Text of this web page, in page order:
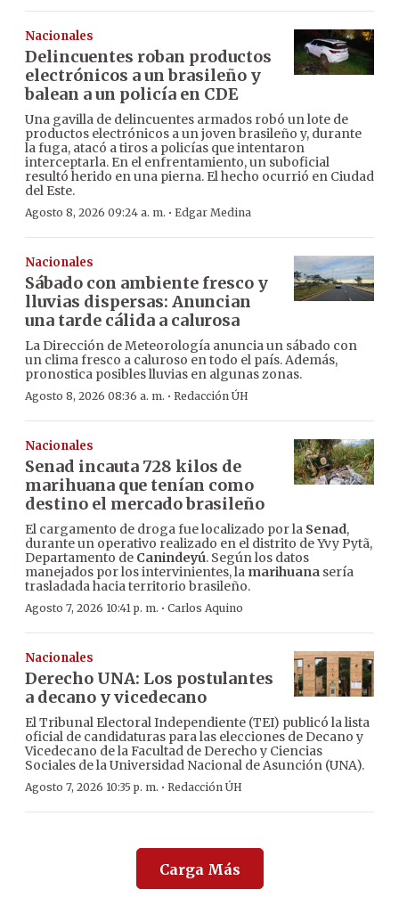
Nacionales
Delincuentes roban productos
electrónicos a un brasileño y
balean a un policía en CDE
Una gavilla de delincuentes armados robó un lote de
productos electrónicos a un joven brasileño y, durante
la fuga, atacó a tiros a policías que intentaron
interceptarla. En el enfrentamiento, un suboficial
resultó herido en una pierna. El hecho ocurrió en Ciudad
del Este.
Agosto 8, 2026 09:24 a. m. · Edgar Medina
Nacionales
Sábado con ambiente fresco y
lluvias dispersas: Anuncian
una tarde cálida a calurosa
La Dirección de Meteorología anuncia un sábado con
un clima fresco a caluroso en todo el país. Además,
pronostica posibles lluvias en algunas zonas.
Agosto 8, 2026 08:36 a. m. · Redacción ÚH
Nacionales
Senad incauta 728 kilos de
marihuana que tenían como
destino el mercado brasileño
El cargamento de droga fue localizado por la Senad,
durante un operativo realizado en el distrito de Yvy Pytã,
Departamento de Canindeyú. Según los datos
manejados por los intervinientes, la marihuana sería
trasladada hacia territorio brasileño.
Agosto 7, 2026 10:41 p. m. · Carlos Aquino
Nacionales
Derecho UNA: Los postulantes
a decano y vicedecano
El Tribunal Electoral Independiente (TEI) publicó la lista
oficial de candidaturas para las elecciones de Decano y
Vicedecano de la Facultad de Derecho y Ciencias
Sociales de la Universidad Nacional de Asunción (UNA).
Agosto 7, 2026 10:35 p. m. · Redacción ÚH
Carga Más